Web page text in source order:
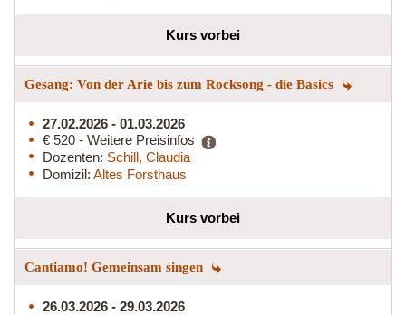
Kurs vorbei
Gesang: Von der Arie bis zum Rocksong - die Basics
27.02.2026 - 01.03.2026
€ 520 - Weitere Preisinfos
Dozenten: Schill, Claudia
Domizil: Altes Forsthaus
Kurs vorbei
Cantiamo! Gemeinsam singen
26.03.2026 - 29.03.2026